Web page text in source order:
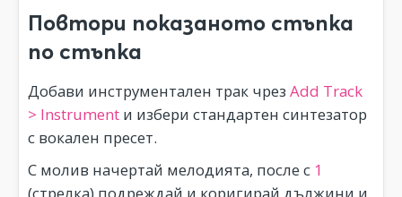
Повтори показаното стъпка
по стъпка
Добави инструментален трак чрез Add Track
> Instrument и избери стандартен синтезатор
с вокален пресет.
С молив начертай мелодията, после с 1